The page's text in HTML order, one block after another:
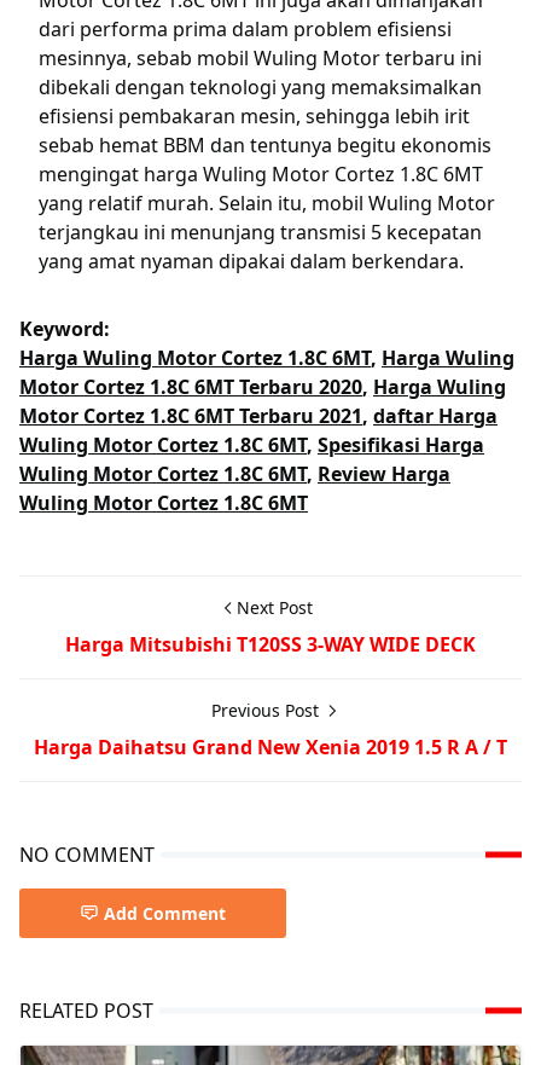
dari performa prima dalam problem efisiensi
mesinnya, sebab mobil Wuling Motor terbaru ini
dibekali dengan teknologi yang memaksimalkan
efisiensi pembakaran mesin, sehingga lebih irit
sebab hemat BBM dan tentunya begitu ekonomis
mengingat harga Wuling Motor Cortez 1.8C 6MT
yang relatif murah. Selain itu, mobil Wuling Motor
terjangkau ini menunjang transmisi 5 kecepatan
yang amat nyaman dipakai dalam berkendara.
Keyword:
Harga Wuling Motor Cortez 1.8C 6MT, Harga Wuling
Motor Cortez 1.8C 6MT Terbaru 2020, Harga Wuling
Motor Cortez 1.8C 6MT Terbaru 2021, daftar Harga
Wuling Motor Cortez 1.8C 6MT, Spesifikasi Harga
Wuling Motor Cortez 1.8C 6MT, Review Harga
Wuling Motor Cortez 1.8C 6MT
Next Post
Harga Mitsubishi T120SS 3-WAY WIDE DECK
Previous Post
Harga Daihatsu Grand New Xenia 2019 1.5 R A / T
NO COMMENT
Add Comment
RELATED POST